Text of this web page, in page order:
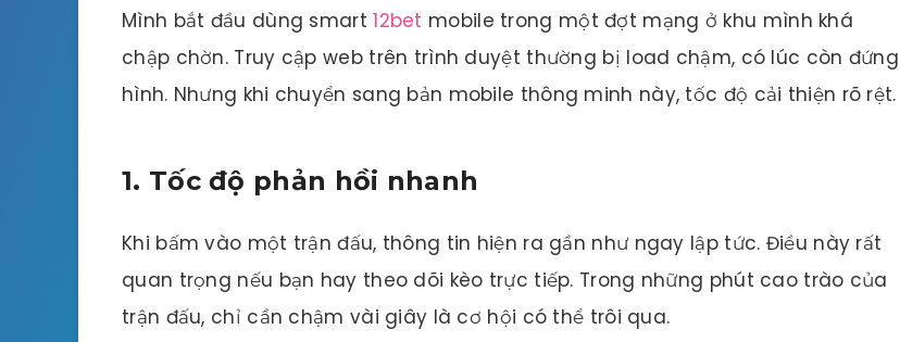
Mình bắt đầu dùng smart12bet mobile trong một đợt mạng ở khu mình khá
chập chờn. Truy cập web trên trình duyệt thường bị load chậm, có lúc còn đứng
hình. Nhưng khi chuyển sang bản mobile thông minh này, tốc độ cải thiện rõ rệt.
1. Tốc độ phản hồi nhanh
Khi bấm vào một trận đấu, thông tin hiện ra gần như ngay lập tức. Điều này rất
quan trọng nếu bạn hay theo dõi kèo trực tiếp. Trong những phút cao trào của
trận đấu, chỉ cần chậm vài giây là cơ hội có thể trôi qua.